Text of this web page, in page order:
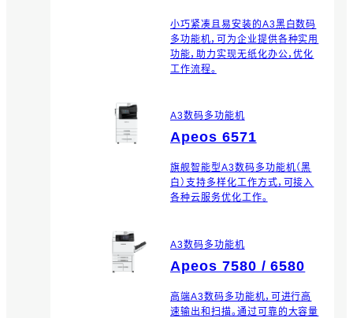
小巧紧凑且易安装的A3黑白数码
多功能机，可为企业提供各种实用
功能，助力实现无纸化办公，优化
工作流程。
A3数码多功能机
Apeos 6571
旗舰智能型A3数码多功能机（黑
白）支持多样化工作方式，可接入
各种云服务优化工作。
A3数码多功能机
Apeos 7580 / 6580
高端A3数码多功能机，可进行高
速输出和扫描。通过可靠的大容量